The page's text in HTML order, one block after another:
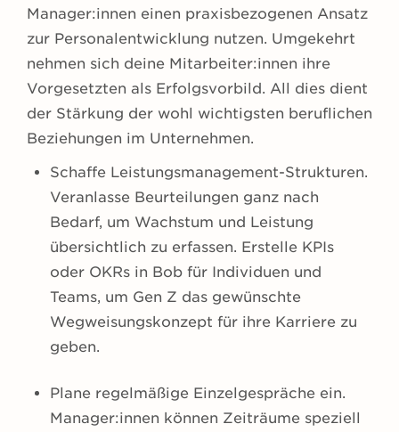
Manager:innen einen praxisbezogenen Ansatz
zur Personalentwicklung nutzen. Umgekehrt
nehmen sich deine Mitarbeiter:innen ihre
Vorgesetzten als Erfolgsvorbild. All dies dient
der Stärkung der wohl wichtigsten beruflichen
Beziehungen im Unternehmen.
Schaffe Leistungsmanagement-Strukturen.
Veranlasse Beurteilungen ganz nach
Bedarf, um Wachstum und Leistung
übersichtlich zu erfassen. Erstelle KPIs
oder OKRs in Bob für Individuen und
Teams, um Gen Z das gewünschte
Wegweisungskonzept für ihre Karriere zu
geben.
Plane regelmäßige Einzelgespräche ein.
Manager:innen können Zeiträume speziell